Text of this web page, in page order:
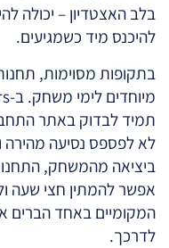
בלב האצטדיון – יכולה
להיכנס מיד כשמגיעים.
בתקופות מסוימות,
תמיד לבדוק באתר
לא לפספס נסיעה מהירה
ביציאה מהמשחק,
אפשר להמתין חצי שעה
המקומיים באחד הברים
לדרכך.